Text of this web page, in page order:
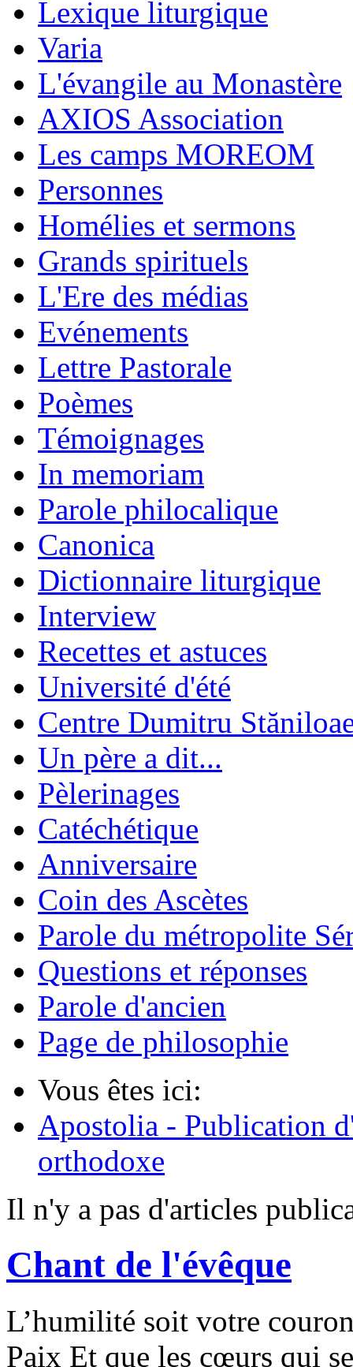
Lexique liturgique
Varia
L'évangile au Monastère
AXIOS Association
Les camps MOREOM
Personnes
Homélies et sermons
Grands spirituels
L'Ere des médias
Evénements
Lettre Pastorale
Poèmes
Témoignages
In memoriam
Parole philocalique
Canonica
Dictionnaire liturgique
Interview
Recettes et astuces
Université d'été
Centre Dumitru
Un père a dit...
Pèlerinages
Catéchétique
Anniversaire
Coin des Ascètes
Parole du métropolite
Questions et réponses
Parole d'ancien
Page de philosophie
Vous êtes ici:
Apostolia - Publication
orthodoxe
Il n'y a pas d'articles
Chant de l'évêque
L’humilité soit votre
Paix Et que les cœurs qui